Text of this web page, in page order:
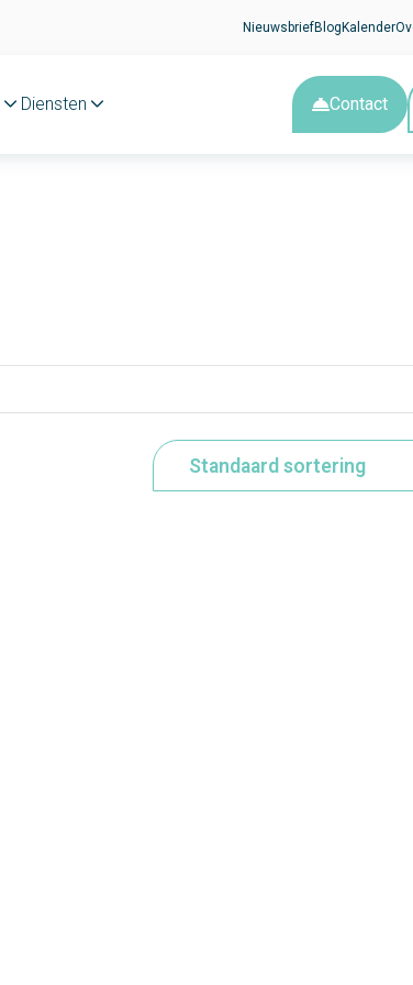
NieuwsbriefBlog Kalender
Diensten Contact